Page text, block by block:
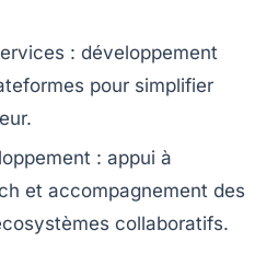
: développement
pour simplifier
: appui à
et accompagnement des
collaboratifs.